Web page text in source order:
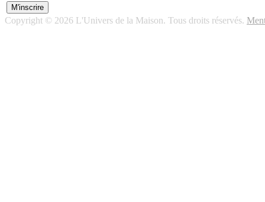
Copyright © 2026 L'Univers de la Maison. Tous droits réservés.